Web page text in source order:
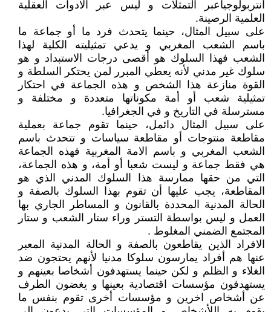
أنتربولوجياعبر التمثلات و ليس عبر الادوات العقلية
العلمية الرصينة.
على سبيل المثال، حينما يتحدث فرد ما أو جماعة ما
باسم الشعب المغربي و يدعي تمثيليته الكلية لهذا
الشعب فهذا السلوك هو أقصى درجات الاستبداد و هو
سلوك غير مدني لأنه يعطي المبرر لمن يحتكر السلطة و
القوة منازعة هذا الشخص و هذه الجماعة في احتكار
تمثيلية شعب أو أمة مكوناتها متعددة و مختلفة و
مسترسلة في التاريخ و في الجغرافيا.
على سبيل المثال دائمل، حينما تقوم جماعة بعملية
مقاطعة منتوجات أو مقاطعة سياسات و تتحدث باسم
الشعب المغربي و باسم الامة المغربية فهذه الجماعة
هي فقط جماعة و ليست شعبا أو أمة، و هذه الجماعة،
التي من حقها ممارسة هذا السلوك المدني الذي هو
المقاطعة، يجب عليها أن تقوم بهذا السلوك بالصفة و
الحالة المدنية المحددة بالقانون و المساطر الجاري بها
العمل و ليس بواسطة التستر وراء ستار الشعب و ستار
المجتمع الضمني المغلوط .
الافراد الذين يقاطعون بالصفة و الحالة المدنية المعبر
عنها هم أفراد يمارسون سلوكا مدنيا لأنهم يحتجون ضد
الغلاء و الظلم و لكن حينما يستهدفون أشخاصا بعينهم و
يستهدفون مؤسسات اقتصادية بعينها و يغضون الطرف
عن أشخاص اخرين و مؤسسات أخرى تقوم بنفس ما